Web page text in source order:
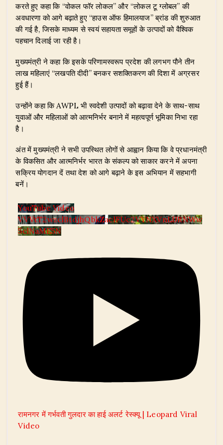
करते हुए कहा कि “वोकल फॉर लोकल” और “लोकल टू ग्लोबल” की
अवधारणा को आगे बढ़ाते हुए “हाउस ऑफ हिमालयाज” ब्रांड की शुरुआत
की गई है, जिसके माध्यम से स्वयं सहायता समूहों के उत्पादों को वैश्विक
पहचान दिलाई जा रही है।
मुख्यमंत्री ने कहा कि इसके परिणामस्वरूप प्रदेश की लगभग पौने तीन
लाख महिलाएं “लखपति दीदी” बनकर सशक्तिकरण की दिशा में अग्रसर
हुई हैं।
उन्होंने कहा कि AWPL भी स्वदेशी उत्पादों को बढ़ावा देने के साथ-साथ
युवाओं और महिलाओं को आत्मनिर्भर बनाने में महत्वपूर्ण भूमिका निभा रहा
है।
अंत में मुख्यमंत्री ने सभी उपस्थित लोगों से आह्वान किया कि वे प्रधानमंत्री
के विकसित और आत्मनिर्भर भारत के संकल्प को साकार करने में अपना
सक्रिय योगदान दें तथा देश को आगे बढ़ाने के इस अभियान में सहभागी
बनें।
YouTube Video
VVVtT2wzclBtdjhQbkZaclFUc2VYNXVnLlJRNWw
5clNaME5N
रामनगर में गर्भवती गुलदार का हाई अलर्ट रेस्क्यू | Leopard Viral
Video